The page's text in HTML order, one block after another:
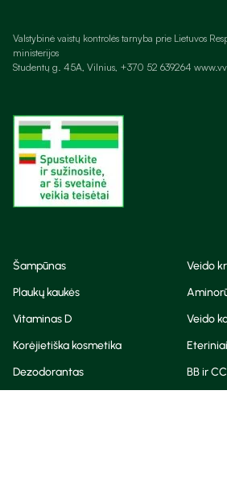
Valstybinė vaistų kontrolės tarnyba prie Lietuvos
ministerijos
Studentų g. 45A, Vilnius, +370 52 639264
Šampūnas
Veido
Plaukų kaukės
Vitaminas D
Veido
Korėjietiška kosmetika
Dezodorantas
BB ir